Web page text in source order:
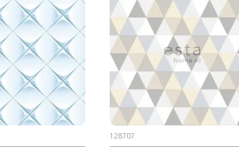
128707